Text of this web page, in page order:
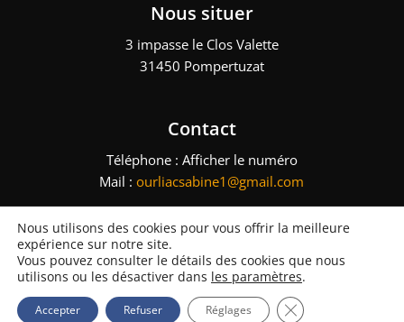
Nous situer
3 impasse le Clos Valette
31450 Pompertuzat
Contact
Téléphone : Afficher le numéro
Mail :ourliacsabine1@gmail.com
GSO – Tous droits réservés – 2023 – Mentions légales
– Réalisation :Multimed Solutions
Nous utilisons des cookies pour vous offrir la meilleure
expérience sur notre site.
Vous pouvez consulter le détails des cookies que nous
utilisons ou les désactiver dans les paramètres.
Accepter Refuser Réglages Fermer la